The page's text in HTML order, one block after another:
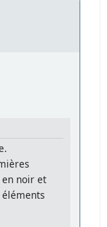
noir et